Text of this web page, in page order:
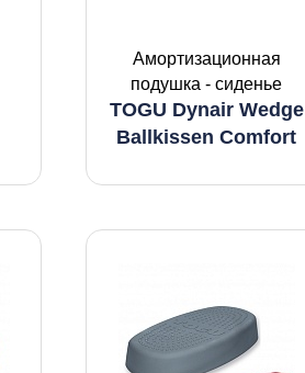
Амортизационная
подушка - сиденье
TOGU Dynair Wedge
Ballkissen Comfort